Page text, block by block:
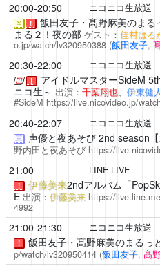
20:00-20:50 ニコニコ生放送
￥ ！ 飯田友子・髙野麻美のまる
まる２！夜の部 ゲスト： 佳村はる
o.jp/watch/lv320950388 (飯田友子,
20:30-22:00 ニコニコ生放送
！
アイドルマスターSideM
ニコ生～ 出演： 千葉翔也、 伊東健
#SideM https://live.nicovideo.jp/
20:40-22:07 ニコニコ生放送
再 声優と夜あそび2nd season
野内田と夜あそび https://
21:00 LINE LIVE
！ 伊藤美来2ndアルバム「
E 出演： 伊藤美来 https://
4992
21:00-21:30 ニコニコ生放送
！ 飯田友子・髙野麻美のまるっ
p/watch/lv320950414 (飯田友子, 髙